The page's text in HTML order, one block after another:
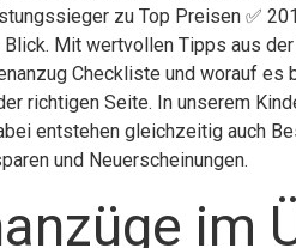
zu Top Preisen ✅
Mit wertvollen Tipps aus
Checkliste und worauf
richtigen Seite. In unserem
entstehen gleichzeitig auch
und Neuerscheinungen.
im